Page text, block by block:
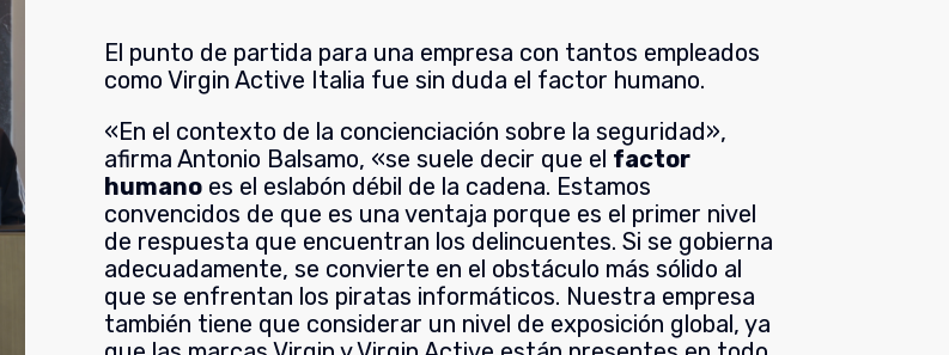
El punto de partida para una empresa con tantos empleados
como Virgin Active Italia fue sin duda el factor humano.
«En el contexto de la concienciación sobre la seguridad»,
afirma Antonio Balsamo, «se suele decir que el factor
humano es el eslabón débil de la cadena. Estamos
convencidos de que es una ventaja porque es el primer nivel
de respuesta que encuentran los delincuentes. Si se gobierna
adecuadamente, se convierte en el obstáculo más sólido al
que se enfrentan los piratas informáticos. Nuestra empresa
también tiene que considerar un nivel de exposición global, ya